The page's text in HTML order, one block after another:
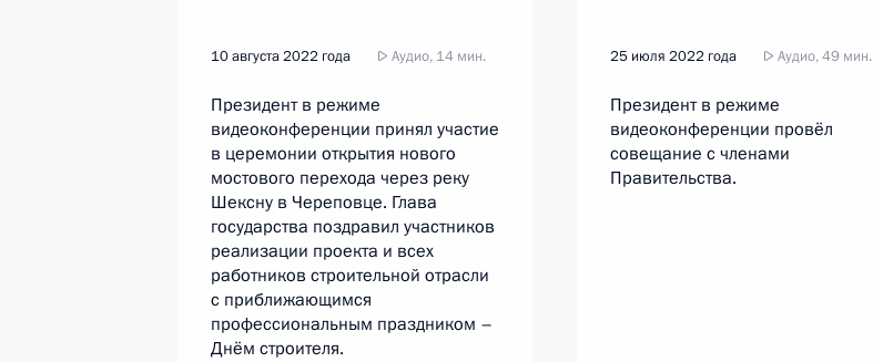
10 августа 2022 года Аудио, 14 мин.
Президент в режиме
видеоконференции принял участие
в церемонии открытия нового
мостового перехода через реку
Шексну в Череповце. Глава
государства поздравил участников
реализации проекта и всех
работников строительной отрасли
с приближающимся
профессиональным праздником –
Днём строителя.
25 июля 2022 года Аудио, 49 мин.
Президент в режиме
видеоконференции провёл
совещание с членами
Правительства.